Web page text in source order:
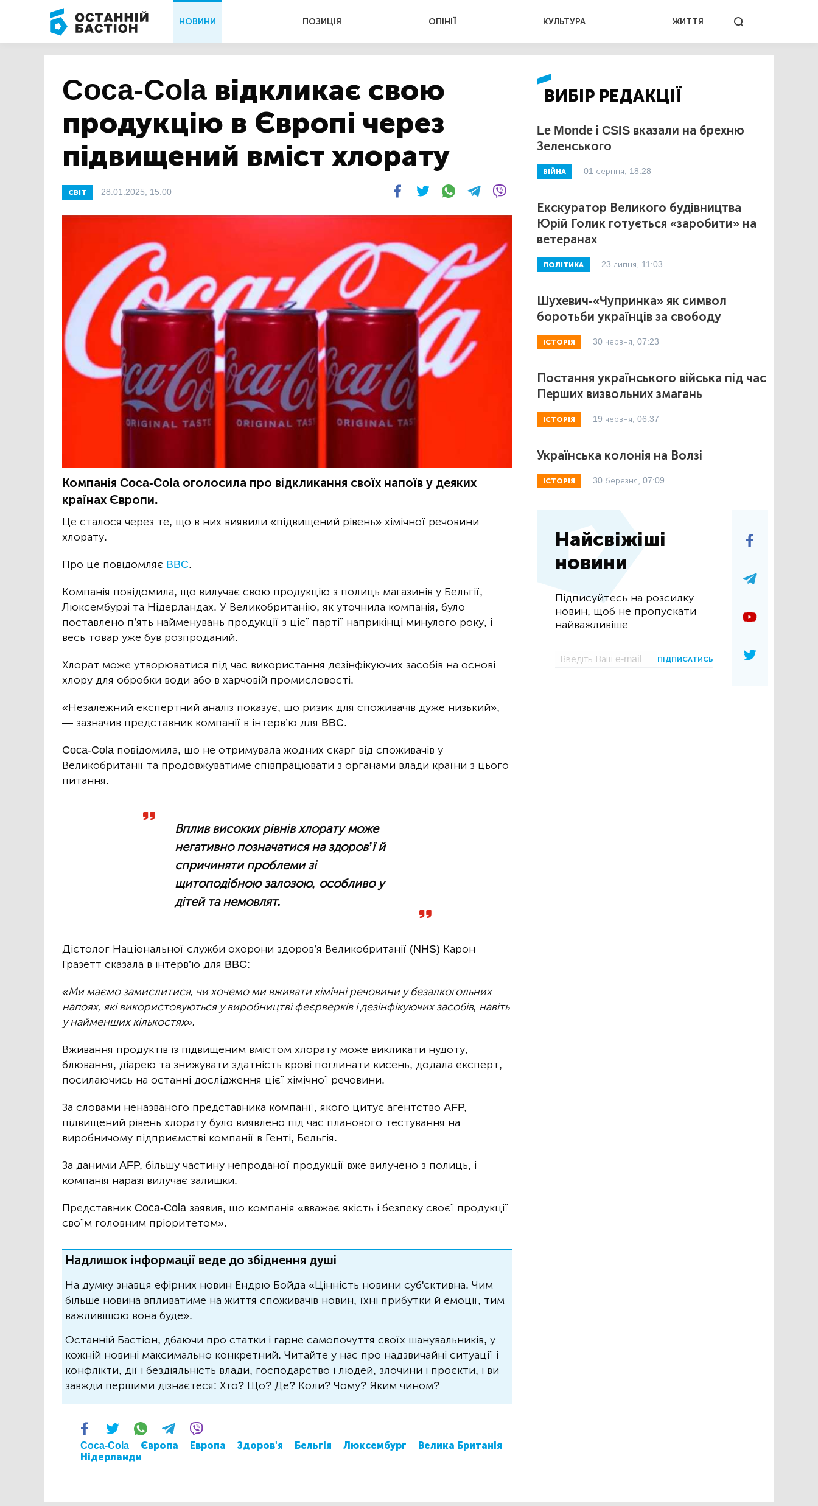
НОВИНИ ПОЗИЦІЯ ОПІНІЇ КУЛЬТУРА ЖИТТЯ
Coca-Cola відкликає свою
продукцію в Європі через
підвищений вміст хлорату
СВІТ 28.01.2025, 15:00
Компанія Coca-Cola оголосила про відкликання своїх напоїв у деяких
країнах Європи.
Це сталося через те, що в них виявили «підвищений рівень» хімічної речовини
хлорату.
Про це повідомляє BBC.
Компанія повідомила, що вилучає свою продукцію з полиць магазинів у Бельгії,
Люксембурзі та Нідерландах. У Великобританію, як уточнила компанія, було
поставлено п’ять найменувань продукції з цієї партії наприкінці минулого року, і
весь товар уже був розпроданий.
Хлорат може утворюватися під час використання дезінфікуючих засобів на основі
хлору для обробки води або в харчовій промисловості.
«Незалежний експертний аналіз показує, що ризик для споживачів дуже низький»,
— зазначив представник компанії в інтерв’ю для BBC.
Coca-Cola повідомила, що не отримувала жодних скарг від споживачів у
Великобританії та продовжуватиме співпрацювати з органами влади країни з цього
питання.
Вплив високих рівнів хлорату може
негативно позначатися на здоров’ї й
спричиняти проблеми зі
щитоподібною залозою, особливо у
дітей та немовлят.
Дієтолог Національної служби охорони здоров’я Великобританії (NHS) Карон
Гразетт сказала в інтерв’ю для BBC:
«Ми маємо замислитися, чи хочемо ми вживати хімічні речовини у безалкогольних
напоях, які використовуються у виробництві феєрверків і дезінфікуючих засобів, навіть
у найменших кількостях».
Вживання продуктів із підвищеним вмістом хлорату може викликати нудоту,
блювання, діарею та знижувати здатність крові поглинати кисень, додала експерт,
посилаючись на останні дослідження цієї хімічної речовини.
За словами неназваного представника компанії, якого цитує агентство AFP,
підвищений рівень хлорату було виявлено під час планового тестування на
виробничому підприємстві компанії в Генті, Бельгія.
За даними AFP, більшу частину непроданої продукції вже вилучено з полиць, і
компанія наразі вилучає залишки.
Представник Coca-Cola заявив, що компанія «вважає якість і безпеку своєї продукції
своїм головним пріоритетом».
Надлишок інформації веде до збіднення душі
На думку знавця ефірних новин Ендрю Бойда «Цінність новини суб'єктивна. Чим
більше новина впливатиме на життя споживачів новин, їхні прибутки й емоції, тим
важливішою вона буде».
Останній Бастіон, дбаючи про статки і гарне самопочуття своїх шанувальників, у
кожній новині максимально конкретний. Читайте у нас про надзвичайні ситуації і
конфлікти, дії і бездіяльність влади, господарство і людей, злочини і проєкти, і ви
завжди першими дізнаєтеся: Хто? Що? Де? Коли? Чому? Яким чином?
Coca‑Cola Європа Европа Здоров'я Бельгія Люксембург
Велика Британія
Нідерланди
ВИБІР РЕДАКЦІЇ
Le Monde і CSIS вказали на брехню
Зеленського
ВІЙНА 01 серпня, 18:28
Екскуратор Великого будівництва
Юрій Голик готується «заробити» на
ветеранах
ПОЛІТИКА 23 липня, 11:03
Шухевич-«Чупринка» як символ
боротьби українців за свободу
ІСТОРІЯ 30 червня, 07:23
Постання українського війська під час
Перших визвольних змагань
ІСТОРІЯ 19 червня, 06:37
Українська колонія на Волзі
ІСТОРІЯ 30 березня, 07:09
Найсвіжіші
новини
Підписуйтесь на розсилку
новин, щоб не пропускати
найважливіше
ПІДПИСАТИСЬ